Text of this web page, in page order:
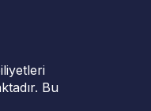
Bu